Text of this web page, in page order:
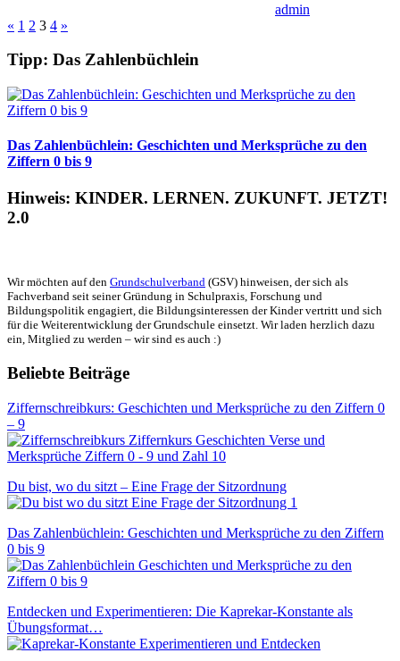
admin
Seitennummerierung
der
Beiträge
« Vorherige
1 2 3 4 Nächste
»
Tipp: Das Zahlenbüchlein
Das Zahlenbüchlein: Geschichten und Merksprüche zu den
Ziffern 0 bis 9
Hinweis: KINDER. LERNEN. ZUKUNFT. JETZT!
2.0
Wir möchten auf den Grundschulverband (GSV) hinweisen, der sich als
Fachverband seit seiner Gründung in Schulpraxis, Forschung und
Bildungspolitik engagiert, die Bildungsinteressen der Kinder vertritt und sich
für die Weiterentwicklung der Grundschule einsetzt. Wir laden herzlich dazu
ein, Mitglied zu werden – wir sind es auch :)
Beliebte Beiträge
Ziffernschreibkurs: Geschichten und Merksprüche zu den Ziffern 0
– 9
Du bist, wo du sitzt – Eine Frage der Sitzordnung
Das Zahlenbüchlein: Geschichten und Merksprüche zu den Ziffern
0 bis 9
Entdecken und Experimentieren: Die Kaprekar-Konstante als
Übungsformat…